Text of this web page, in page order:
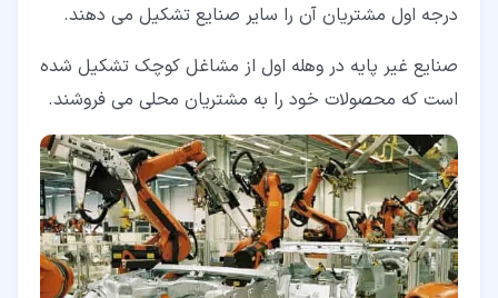
درجه اول مشتریان آن را سایر صنایع تشکیل می دهند.
صنایع غیر پایه در وهله اول از مشاغل کوچک تشکیل شده
است که محصولات خود را به مشتریان محلی می فروشند.